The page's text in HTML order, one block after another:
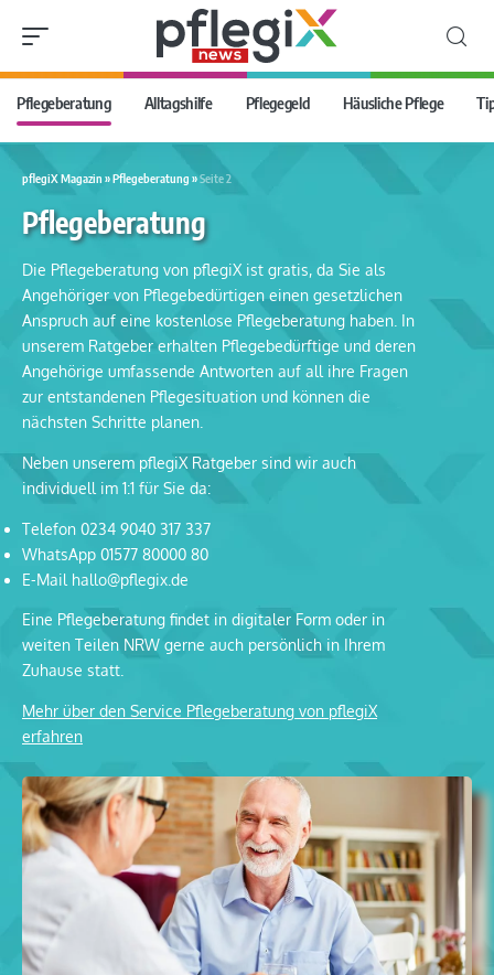
Pflegeberatung Alltagshilfe Pflegegeld Häusliche Pflege
pflegiX Magazin »Pflegeberatung »Seite 2
Pflegeberatung
Die Pflegeberatung von pflegiX ist gratis, da Sie als
Angehöriger von Pflegebedürtigen einen gesetzlichen
Anspruch auf eine kostenlose Pflegeberatung haben. In
unserem Ratgeber erhalten Pflegebedürftige und deren
Angehörige umfassende Antworten auf all ihre Fragen
zur entstandenen Pflegesituation und können die
nächsten Schritte planen.
Neben unserem pflegiX Ratgeber sind wir auch
individuell im 1:1 für Sie da:
Telefon 0234 9040 317 337
WhatsApp 01577 80000 80
E-Mail hallo@pflegix.de
Eine Pflegeberatung findet in digitaler Form oder in
weiten Teilen NRW gerne auch persönlich in Ihrem
Zuhause statt.
Mehr über den Service Pflegeberatung von pflegiX
erfahren